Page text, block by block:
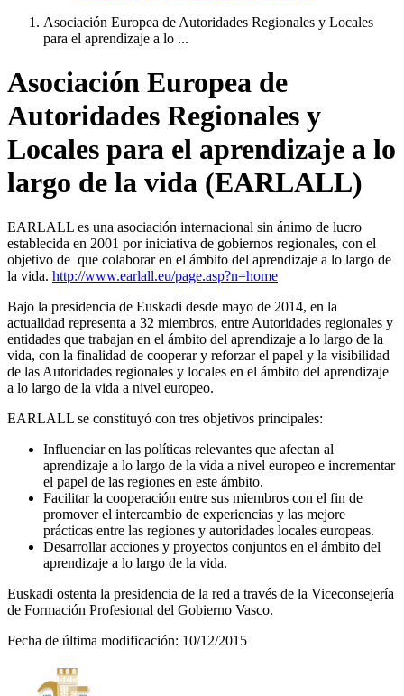
Asociación Europea de Autoridades Regionales y Locales
para el aprendizaje a lo ...
Asociación Europea de
Autoridades Regionales y
Locales para el aprendizaje a lo
largo de la vida (EARLALL)
EARLALL es una asociación internacional sin ánimo de lucro
establecida en 2001 por iniciativa de gobiernos regionales, con el
objetivo de que colaborar en el ámbito del aprendizaje a lo largo de
la vida. http://www.earlall.eu/page.asp?n=home
Bajo la presidencia de Euskadi desde mayo de 2014, en la
actualidad representa a 32 miembros, entre Autoridades regionales y
entidades que trabajan en el ámbito del aprendizaje a lo largo de la
vida, con la finalidad de cooperar y reforzar el papel y la visibilidad
de las Autoridades regionales y locales en el ámbito del aprendizaje
a lo largo de la vida a nivel europeo.
EARLALL se constituyó con tres objetivos principales:
Influenciar en las políticas relevantes que afectan al
aprendizaje a lo largo de la vida a nivel europeo e incrementar
el papel de las regiones en este ámbito.
Facilitar la cooperación entre sus miembros con el fin de
promover el intercambio de experiencias y las mejore
prácticas entre las regiones y autoridades locales europeas.
Desarrollar acciones y proyectos conjuntos en el ámbito del
aprendizaje a lo largo de la vida.
Euskadi ostenta la presidencia de la red a través de la Viceconsejería
de Formación Profesional del Gobierno Vasco.
Fecha de última modificación: 10/12/2015